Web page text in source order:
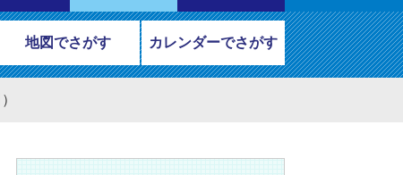
地図でさがす カレンダーでさがす